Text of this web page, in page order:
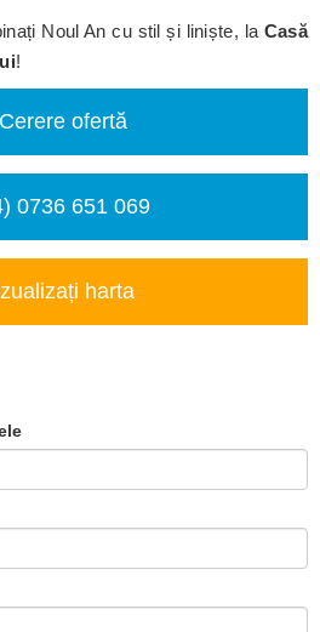
Noul An cu stil și liniște, la Casă
!
ofertă
0736 651 069
harta